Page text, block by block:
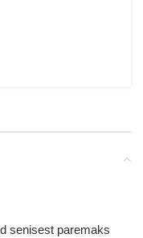
senisest paremaks